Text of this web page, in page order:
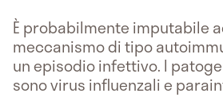
È probabilmente imputabile
meccanismo di tipo
un episodio infettivo. I
sono virus influenzali e